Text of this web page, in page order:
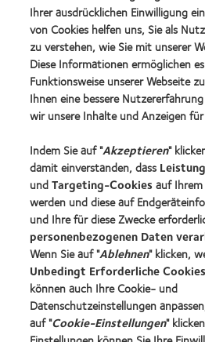
Award
Winner
Unsere Produkte
Kontaktlinsentechnologie
Kontaktlinsenspezialisten -
Kontaktlinsen und
Neuer Träger
Erfahrener Träger
Blog
Über CooperVision
Karriere
Ihrer ausdrücklichen Einwilligung
von Cookies helfen uns, Sie als
zu verstehen, wie Sie mit unserer
Diese Informationen ermöglichen
Funktionsweise unserer Webseite
Ihnen eine bessere
wir unsere Inhalte und Anzeigen
Indem Sie auf "Akzeptieren"
damit einverstanden, dass
undTargeting-Cookiesauf
werden und diese auf
und Ihre für diese Zwecke
personenbezogenen Daten
Wenn Sie auf "Ablehnen" klicken,
Unbedingt Erforderliche Cookies
können auch Ihre Cookie- und
Datenschutzeinstellungen
auf "Cookie-Einstellungen"